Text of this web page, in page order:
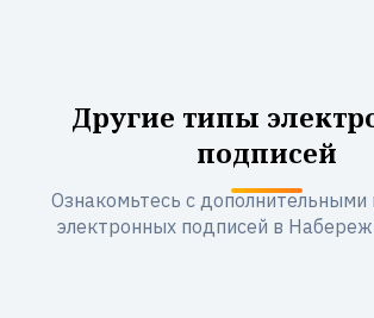
Другие типы
подписей
Ознакомьтесь с дополнительными
электронных подписей в